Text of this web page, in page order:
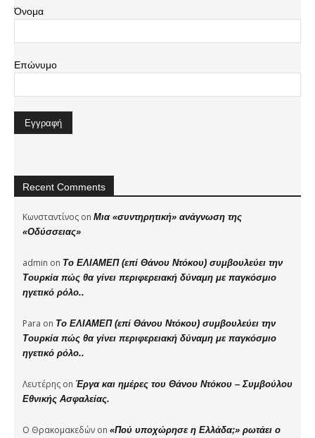
Όνομα
Επώνυμο
Recent Comments
Κωνσταντίνος on Μια «συντηρητική» ανάγνωση της
«Οδύσσειας»
admin on Το ΕΛΙΑΜΕΠ (επί Θάνου Ντόκου) συμβουλεύει την
Τουρκία πώς θα γίνει περιφερειακή δύναμη με παγκόσμιο
ηγετικό ρόλο..
Para on Το ΕΛΙΑΜΕΠ (επί Θάνου Ντόκου) συμβουλεύει την
Τουρκία πώς θα γίνει περιφερειακή δύναμη με παγκόσμιο
ηγετικό ρόλο..
Λευτέρης on Έργα και ημέρες του Θάνου Ντόκου – Συμβούλου
Εθνικής Ασφαλείας.
Ο Θρακομακεδών on «Πού υποχώρησε η Ελλάδα;» ρωτάει ο